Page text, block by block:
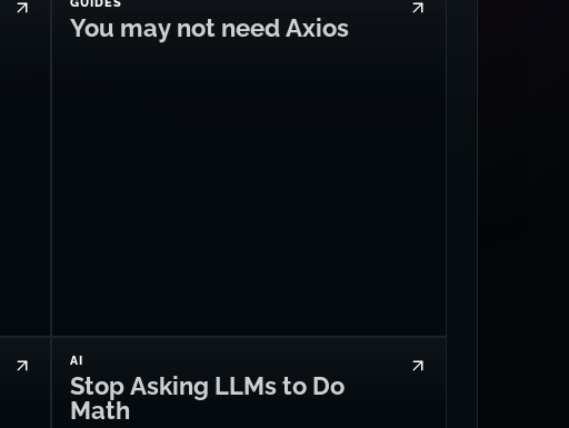
You may not need Axios
AI
Stop Asking LLMs to Do
Math